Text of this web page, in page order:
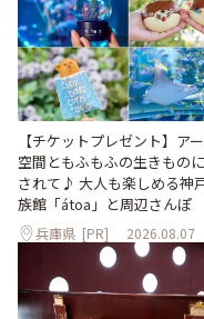
【チケットプレゼント】ア
空間ともふもふの生きもの
されて♪ 大人も楽しめる神
族館「átoa」と周辺さんぽ
兵庫県 [PR] 2026.08.07